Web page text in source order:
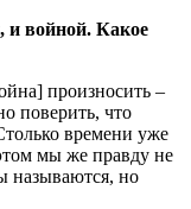
и войной. Какое
произносить –
поверить, что
времени уже
мы же правду не
называются, но